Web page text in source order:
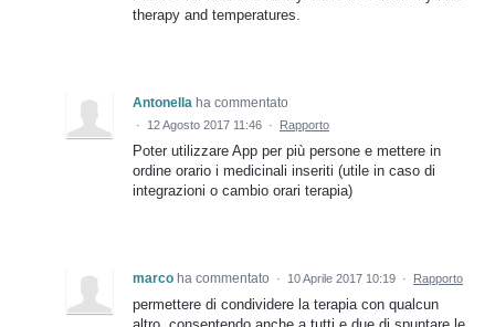
therapy and temperatures.
Antonella ha commentato
· 12 Agosto 2017 11:46 · Rapporto
Poter utilizzare App per più persone e mettere in
ordine orario i medicinali inseriti (utile in caso di
integrazioni o cambio orari terapia)
marco ha commentato · 10 Aprile 2017 10:19 · Rapporto
permettere di condividere la terapia con qualcun